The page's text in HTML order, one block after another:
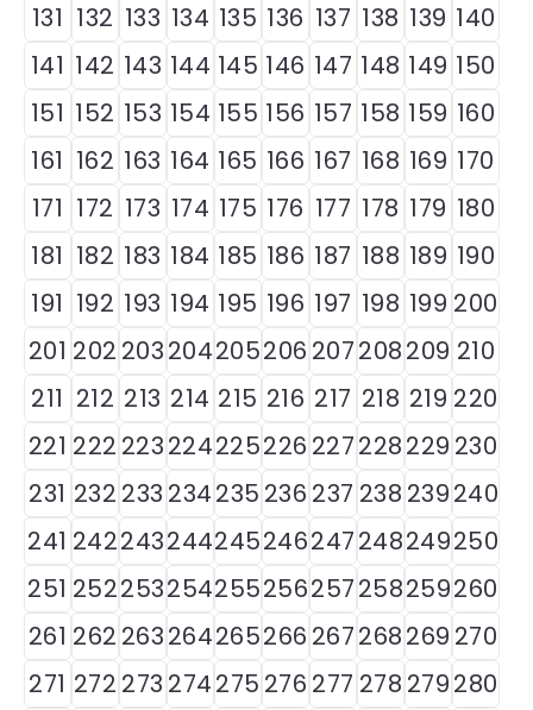
131 132 133 134 135 136 137 138 139 140
141 142 143 144 145 146 147 148 149 150
151 152 153 154 155 156 157 158 159 160
161 162 163 164 165 166 167 168 169 170
171 172 173 174 175 176 177 178 179 180
181 182 183 184 185 186 187 188 189 190
191 192 193 194 195 196 197 198 199 200
201 202 203204205206 207208209 210
211 212 213 214 215 216 217 218 219 220
221 222 223224225226 227228229 230
231 232 233 234235 236 237 238 239240
241 242243244245246247248249250
251 252253254255256257258259260
261 262 263264265266 267268269 270
271 272 273 274275 276 277 278 279280